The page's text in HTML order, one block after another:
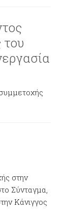
στην
Σύνταγμα,
Κάνιγγος